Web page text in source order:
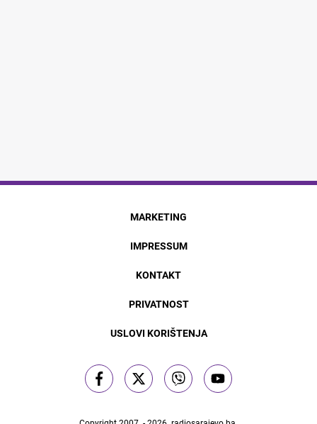
MARKETING
IMPRESSUM
KONTAKT
PRIVATNOST
USLOVI KORIŠTENJA